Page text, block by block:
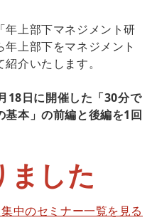
年上部下マネジメント研
上部下をマネジメント
介いたします。
18日に開催した「30分で
本」の前編と後編を1回
ました
中のセミナー一覧を見る